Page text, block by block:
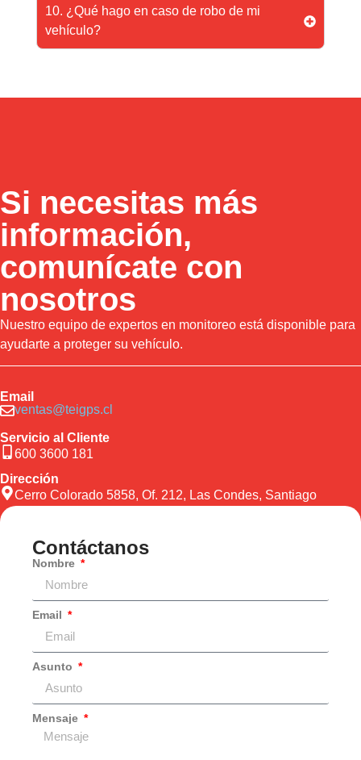
10. ¿Qué hago en caso de robo de mi
vehículo?
Si necesitas más
información,
comunícate con
nosotros
Nuestro equipo de expertos en monitoreo está disponible para
ayudarte a proteger su vehículo.
Email
ventas@teigps.cl
Servicio al Cliente
600 3600 181
Dirección
Cerro Colorado 5858, Of. 212, Las Condes, Santiago
Contáctanos
Nombre
Email
Asunto
Mensaje